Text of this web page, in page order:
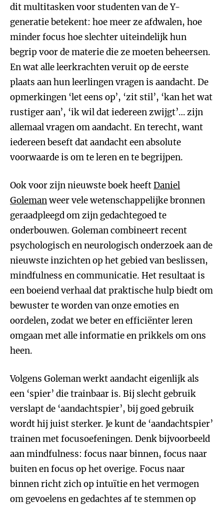
dit multitasken voor studenten van de Y-
generatie betekent: hoe meer ze afdwalen, hoe
minder focus hoe slechter uiteindelijk hun
begrip voor de materie die ze moeten beheersen.
En wat alle leerkrachten veruit op de eerste
plaats aan hun leerlingen vragen is aandacht. De
opmerkingen ‘let eens op’, ‘zit stil’, ‘kan het wat
rustiger aan’, ‘ik wil dat iedereen zwijgt’… zijn
allemaal vragen om aandacht. En terecht, want
iedereen beseft dat aandacht een absolute
voorwaarde is om te leren en te begrijpen.
Ook voor zijn nieuwste boek heeftDaniel
Golemanweer vele wetenschappelijke bronnen
geraadpleegd om zijn gedachtegoed te
onderbouwen. Goleman combineert recent
psychologisch en neurologisch onderzoek aan de
nieuwste inzichten op het gebied van beslissen,
mindfulness en communicatie. Het resultaat is
een boeiend verhaal dat praktische hulp biedt om
bewuster te worden van onze emoties en
oordelen, zodat we beter en efficiënter leren
omgaan met alle informatie en prikkels om ons
heen.
Volgens Goleman werkt aandacht eigenlijk als
een ‘spier’ die trainbaar is. Bij slecht gebruik
verslapt de ‘aandachtspier’, bij goed gebruik
wordt hij juist sterker. Je kunt de ‘aandachtspier’
trainen met focusoefeningen. Denk bijvoorbeeld
aan mindfulness: focus naar binnen, focus naar
buiten en focus op het overige. Focus naar
binnen richt zich op intuïtie en het vermogen
om gevoelens en gedachtes af te stemmen op